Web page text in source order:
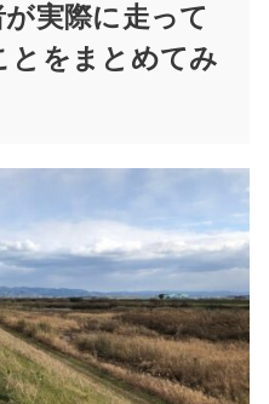
実際に走って
とをまとめてみ